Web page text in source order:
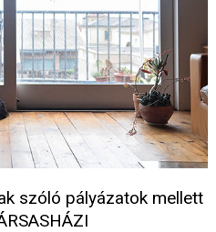
szóló pályázatok mellett